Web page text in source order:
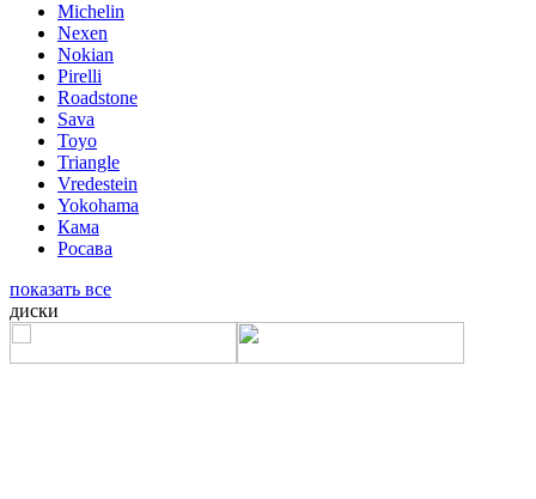
Michelin
Nexen
Nokian
Pirelli
Roadstone
Sava
Toyo
Triangle
Vredestein
Yokohama
Кама
Росава
показать все
диски